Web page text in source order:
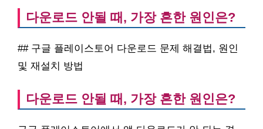
다운로드 안될 때, 가장 흔한 원인은?
## 구글 플레이스토어 다운로드 문제 해결법, 원인
및 재설치 방법
다운로드 안될 때, 가장 흔한 원인은?